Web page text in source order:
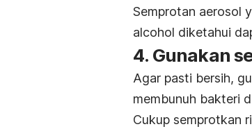
Semprotan aerosol
alcohol diketahui
4. Gunakan
Agar pasti bersih,
membunuh bakteri
Cukup semprotkan